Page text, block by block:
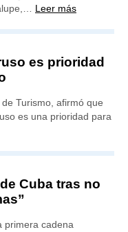
Leer más
es prioridad
Turismo, afirmó que
es una prioridad para
Cuba tras no
primera cadena